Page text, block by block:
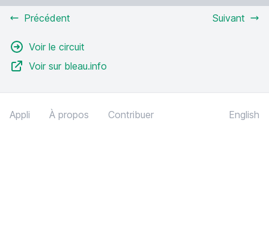
Précédent Suivant
Voir le circuit
Voir sur bleau.info
Appli À propos Contribuer English